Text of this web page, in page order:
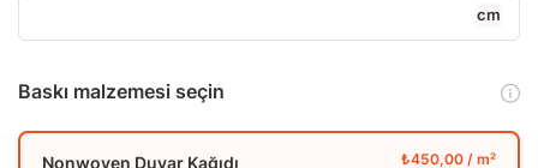
cm
Baskı malzemesi seçin
Nonwoven Duvar Kağıdı